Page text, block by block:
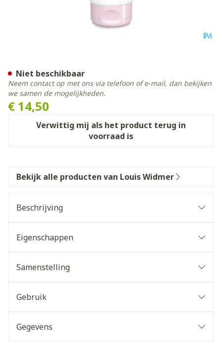
€ 14,50
Verwittig mij als het product terug in
voorraad is
Niet beschikbaar
Neem contact op met ons via telefoon of e-mail, dan bekijken
we samen de mogelijkheden.
Bekijk alle producten van Louis Widmer
Beschrijving
Eigenschappen
Samenstelling
Gebruik
Gegevens